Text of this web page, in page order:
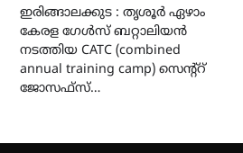
ഇരിങ്ങാലക്കുട : തൃശൂർ ഏഴാം
കേരള ഗേൾസ് ബറ്റാലിയൻ
നടത്തിയ CATC (combined
annual training camp) സെന്റ്റ്‌
ജോസഫ്സ്…